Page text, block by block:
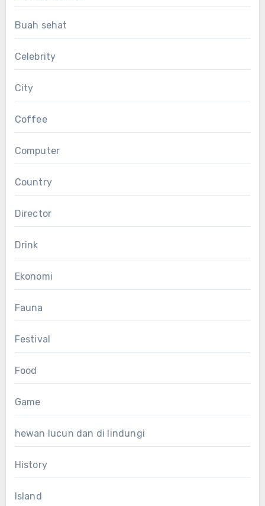
Buah sehat
Celebrity
City
Coffee
Computer
Country
Director
Drink
Ekonomi
Fauna
Festival
Food
Game
hewan lucun dan di lindungi
History
Island